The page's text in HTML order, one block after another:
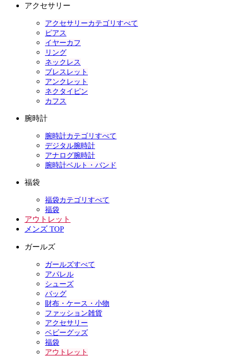
アクセサリー
アクセサリーカテゴリすべて
ピアス
イヤーカフ
リング
ネックレス
ブレスレット
アンクレット
ネクタイピン
カフス
腕時計
腕時計カテゴリすべて
デジタル腕時計
アナログ腕時計
腕時計ベルト・バンド
福袋
福袋カテゴリすべて
福袋
アウトレット
メンズ TOP
ガールズ
ガールズすべて
アパレル
シューズ
バッグ
財布・ケース・小物
ファッション雑貨
アクセサリー
ベビーグッズ
福袋
アウトレット